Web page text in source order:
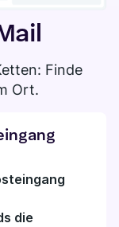
Tools
Finde
Ort.
die